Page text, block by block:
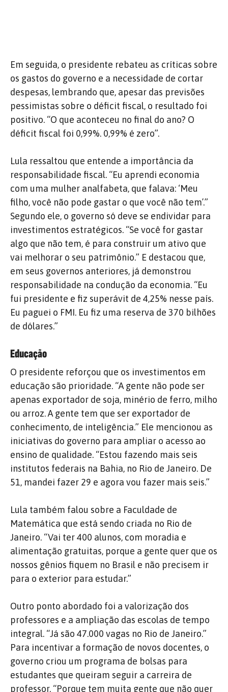
Em seguida, o presidente rebateu as críticas sobre
os gastos do governo e a necessidade de cortar
despesas, lembrando que, apesar das previsões
pessimistas sobre o déficit fiscal, o resultado foi
positivo. “O que aconteceu no final do ano? O
déficit fiscal foi 0,99%. 0,99% é zero”.
Lula ressaltou que entende a importância da
responsabilidade fiscal. “Eu aprendi economia
com uma mulher analfabeta, que falava: ‘Meu
filho, você não pode gastar o que você não tem’.”
Segundo ele, o governo só deve se endividar para
investimentos estratégicos. “Se você for gastar
algo que não tem, é para construir um ativo que
vai melhorar o seu patrimônio.” E destacou que,
em seus governos anteriores, já demonstrou
responsabilidade na condução da economia. “Eu
fui presidente e fiz superávit de 4,25% nesse país.
Eu paguei o FMI. Eu fiz uma reserva de 370 bilhões
de dólares.”
Educação
O presidente reforçou que os investimentos em
educação são prioridade. “A gente não pode ser
apenas exportador de soja, minério de ferro, milho
ou arroz. A gente tem que ser exportador de
conhecimento, de inteligência.” Ele mencionou as
iniciativas do governo para ampliar o acesso ao
ensino de qualidade. “Estou fazendo mais seis
institutos federais na Bahia, no Rio de Janeiro. De
51, mandei fazer 29 e agora vou fazer mais seis.”
Lula também falou sobre a Faculdade de
Matemática que está sendo criada no Rio de
Janeiro. “Vai ter 400 alunos, com moradia e
alimentação gratuitas, porque a gente quer que os
nossos gênios fiquem no Brasil e não precisem ir
para o exterior para estudar.”
Outro ponto abordado foi a valorização dos
professores e a ampliação das escolas de tempo
integral. “Já são 47.000 vagas no Rio de Janeiro.”
Para incentivar a formação de novos docentes, o
governo criou um programa de bolsas para
estudantes que queiram seguir a carreira de
professor. “Porque tem muita gente que não quer